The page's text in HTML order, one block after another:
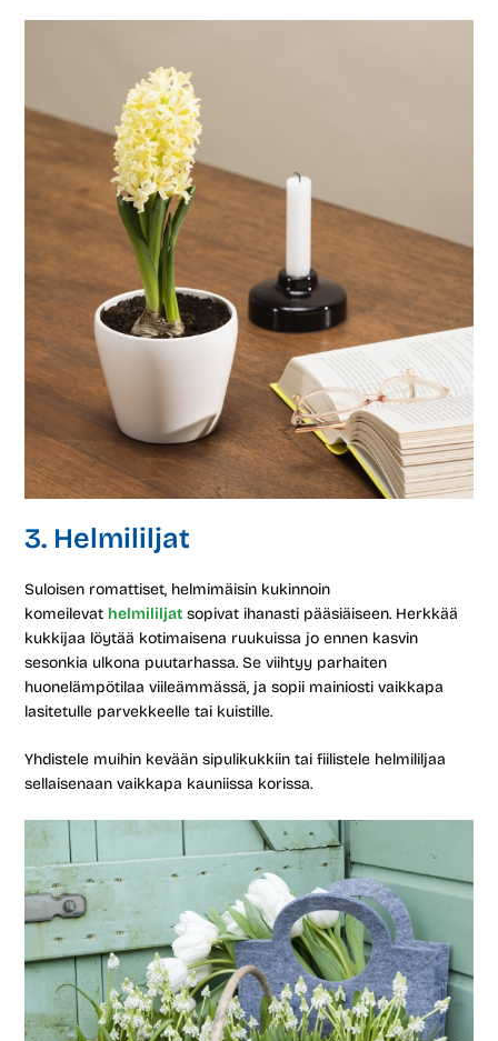
3. Helmililjat
Suloisen romattiset, helmimäisin kukinnoin
komeilevat helmililjat sopivat ihanasti pääsiäiseen. Herkkää
kukkijaa löytää kotimaisena ruukuissa jo ennen kasvin
sesonkia ulkona puutarhassa. Se viihtyy parhaiten
huonelämpötilaa viileämmässä, ja sopii mainiosti vaikkapa
lasitetulle parvekkeelle tai kuistille.
Yhdistele muihin kevään sipulikukkiin tai fiilistele helmililjaa
sellaisenaan vaikkapa kauniissa korissa.